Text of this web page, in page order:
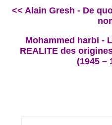
<< Alain Gresh - De
Mohammed harbi -
REALITE des
(1945 –